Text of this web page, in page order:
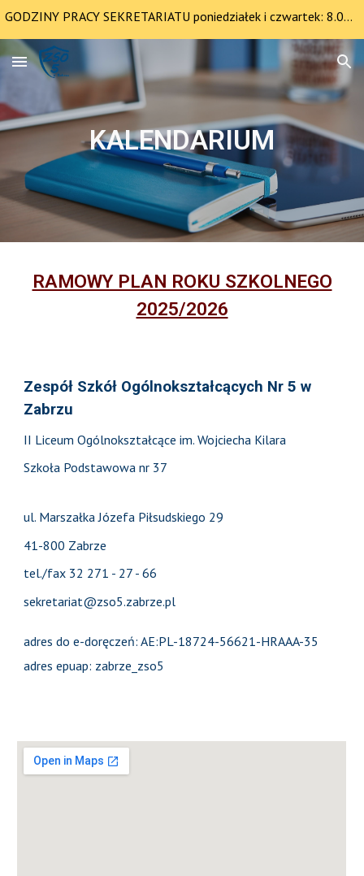
GODZINY PRACY SEKRETARIATU poniedziałek i czwartek: 8.00-12.30 pozostałe dni 8.00-14.00
KALENDARIUM
RAMOWY PLAN ROKU SZKOLNEGO
2025/2026
Zespół Szkół Ogólnokształcących Nr 5 w
Zabrzu
II Liceum Ogólnokształcące im. Wojciecha Kilara
Szkoła Podstawowa nr 37
ul. Marszałka Józefa Piłsudskiego 29
41-800 Zabrze
tel./fax 32 271 - 27 - 66
sekretariat@zso5.zabrze.pl
adres do e-doręczeń: AE:PL-18724-56621-HRAAA-35
adres epuap: zabrze_zso5